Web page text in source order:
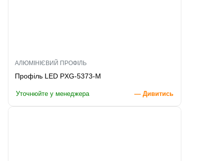
АЛЮМІНІЄВИЙ ПРОФІЛЬ
Профіль LED PXG-5373-M
Уточнюйте у менеджера — Дивитись